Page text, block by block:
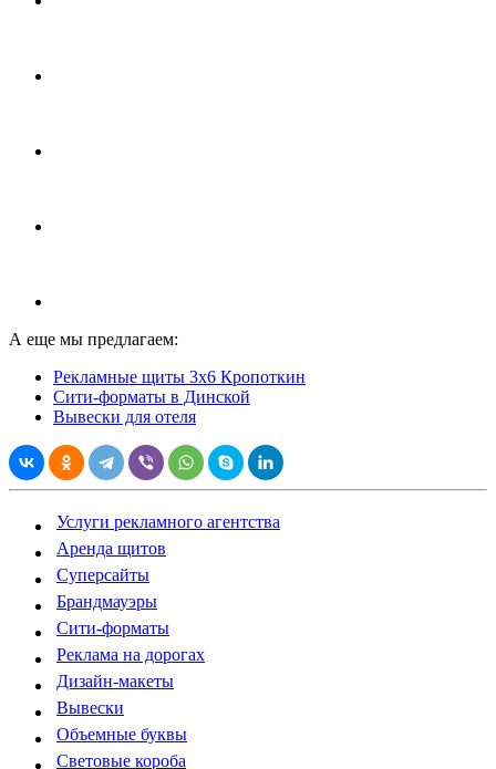
А еще мы предлагаем:
Рекламные щиты 3х6 Кропоткин
Сити-форматы в Динской
Вывески для отеля
Услуги рекламного агентства
Аренда щитов
Суперсайты
Брандмауэры
Сити-форматы
Реклама на дорогах
Дизайн-макеты
Вывески
Объемные буквы
Световые короба